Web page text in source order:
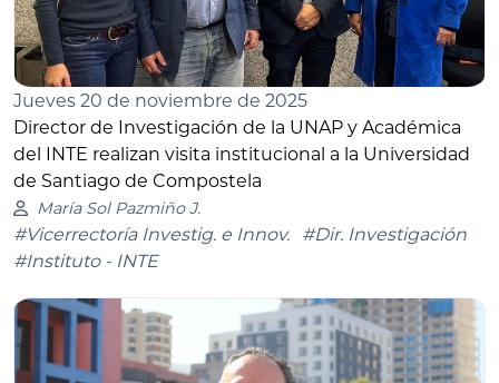
Jueves 20 de noviembre de 2025
Director de Investigación de la UNAP y Académica
del INTE realizan visita institucional a la Universidad
de Santiago de Compostela
María Sol Pazmiño J.
#Vicerrectoría Investig. e Innov.
#Dir. Investigación
#Instituto - INTE